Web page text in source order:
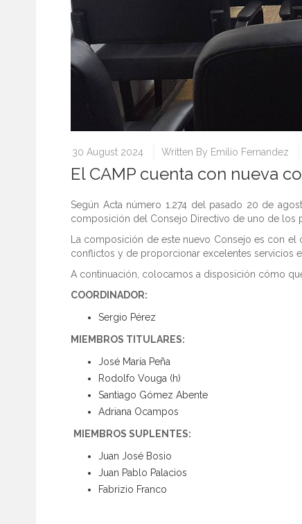
30 August 2024 Written By Emilio Fernandez
El CAMP cuenta con nueva
Según Acta número 1.274 del pasado 20 de
composición del Consejo Directivo de uno de los
La composición de este nuevo Consejo es con
conflictos y de proporcionar excelentes servicios
A continuación, colocamos a disposición cómo
COORDINADOR:
Sergio Pérez
MIEMBROS TITULARES:
José
Rodolfo Vouga (h)
Santiago Gómez Abente
Adriana Ocampos
MIEMBROS SUPLENTES:
Juan José Bosio
Juan Pablo Palacios
Fabrizio Franco